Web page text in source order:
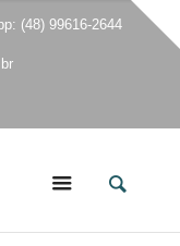
(48) 99616-2644